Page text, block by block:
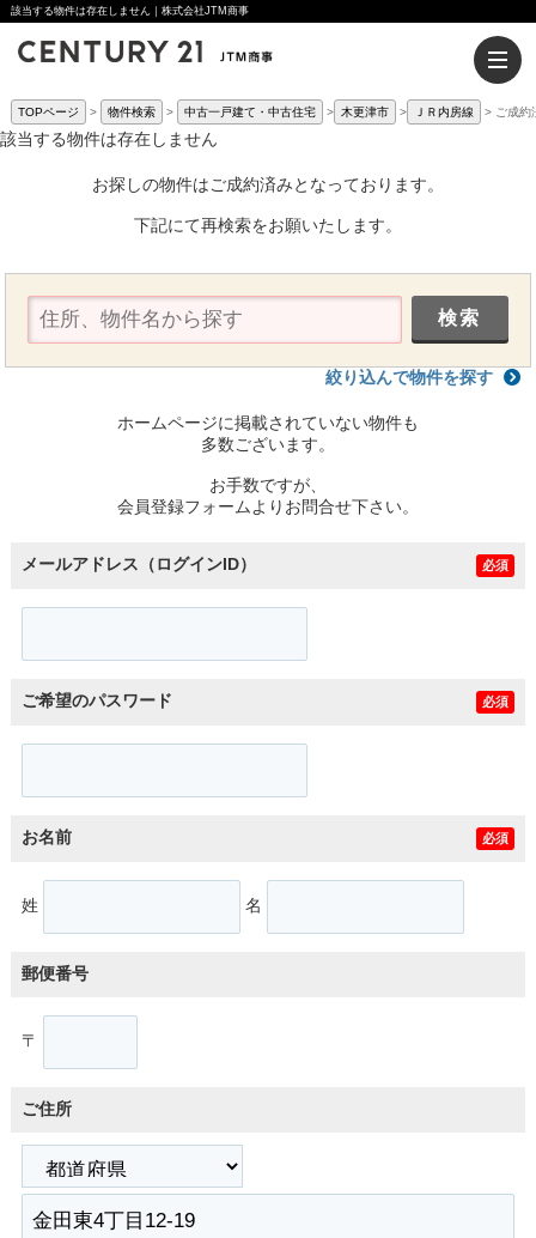
該当する物件は存在しません｜株式会社JTM商事
TOPページ 物件検索 中古一戸建て・中古住宅 木更津市 ＪＲ内房線 ご成約
該当する物件は存在しません
お探しの物件はご成約済みとなっております。
下記にて再検索をお願いたします。
絞り込んで物件を探す
ホームページに掲載されていない物件も
多数ございます。
お手数ですが、
会員登録フォームよりお問合せ下さい。
メールアドレス（ログインID） 必須
ご希望のパスワード 必須
お名前 必須
姓 名
郵便番号
〒
ご住所